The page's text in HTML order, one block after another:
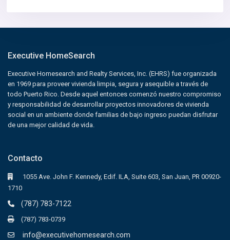
Executive HomeSearch
Executive Homesearch and Realty Services, Inc. (EHRS) fue organizada
en 1969 para proveer vivienda limpia, segura y asequible a través de
todo Puerto Rico. Desde aquel entonces comenzó nuestro compromiso
y responsabilidad de desarrollar proyectos innovadores de vivienda
social en un ambiente donde familias de bajo ingreso puedan disfrutar
de una mejor calidad de vida.
Contacto
1055 Ave. John F. Kennedy, Edif. ILA, Suite 603, San Juan, PR 00920-
1710
(787) 783-7122
(787) 783-0739
info@executivehomesearch.com